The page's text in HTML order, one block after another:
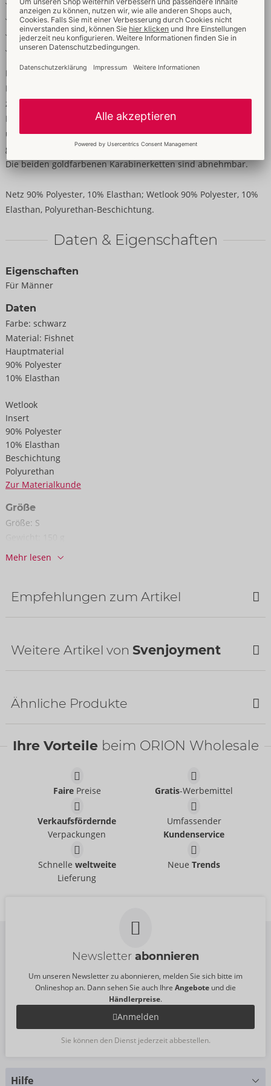
Blickdichter Beutel mit Reißverschluss
Seitlich und hinten Ringe
Karabinerketten abnehmbar
Weich & elastisch für hohen Tragekomfort
Mehr als Style – ein Erlebnis!
Betonende schwarze Pants von Svenjoyment aus
zeigefreudigem Netzmaterial im Mix mit angesagtem Wetlook.
Mit Reißverschluss im blickdichten Beutel. Rundum elastisch
und weich anschmiegsam für hohen Tragekomfort. Dekorative
goldfarbene Ringe jeweils vorne seitlich und hinten am Bund.
Die beiden goldfarbenen Karabinerketten sind abnehmbar.
Netz 90% Polyester, 10% Elasthan; Wetlook 90% Polyester, 10%
Elasthan, Polyurethan-Beschichtung.
Daten & Eigenschaften
Eigenschaften
Für Männer
Daten
Farbe: schwarz
Material: Fishnet
Hauptmaterial
90% Polyester
10% Elasthan
Wetlook
Insert
90% Polyester
10% Elasthan
Beschichtung
Polyurethan
Zur Materialkunde
Größe
Größe: S
Verpackung
Höhe:
3,8 cm
Länge: 20,5 cm
VE / Karton:
Art.-Nr.: 21336011701
Barcode: 4024144671113 (EAN-13)
Herkunftsland: CN
Verfügbarkeit
nächste Lieferung:48/2026
Mehr lesen
Empfehlungen zum Artikel
Shirt
44,95 €
Weitere Artikel von Svenjoyment
Svenjoyment- ORION Brand
21004101701
Svenjoyment- ORION Brand
21336871711
44,95 €
Ähnliche Produkte
Pants
- ORION Brand
Pants
Ihre Vorteile beim ORION Wholesale
FairePreise Gratis-Werbemittel
Verkaufsfördernde
Verpackungen
Umfassender
Kundenservice
Schnelle weltweite
Lieferung
NeueTrends
Newsletter abonnieren
Um unseren Newsletter zu abonnieren, melden Sie sich bitte im
Onlineshop an. Dann sehen Sie auch Ihre Angebote und die
Händlerpreise.
Anmelden
Sie können den Dienst jederzeit abbestellen.
Hilfe